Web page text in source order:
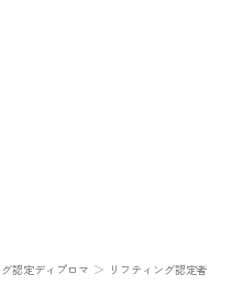
認定ディプロマ > リフティング認定者